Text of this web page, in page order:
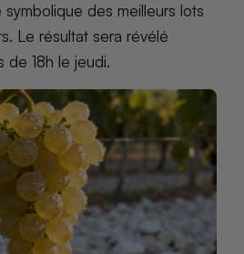
des meilleurs lots
Le résultat sera révélé
de 18h le jeudi.